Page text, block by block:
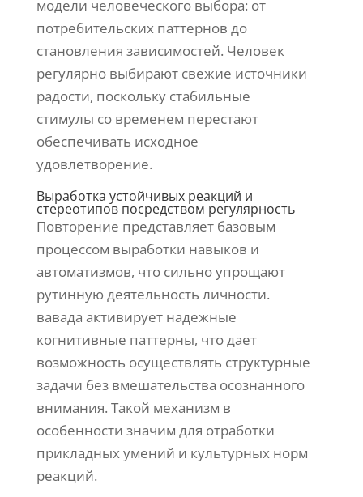
модели человеческого выбора: от
потребительских паттернов до
становления зависимостей. Человек
регулярно выбирают свежие источники
радости, поскольку стабильные
стимулы со временем перестают
обеспечивать исходное
удовлетворение.
Выработка устойчивых реакций и
стереотипов посредством регулярность
Повторение представляет базовым
процессом выработки навыков и
автоматизмов, что сильно упрощают
рутинную деятельность личности.
вавада активирует надежные
когнитивные паттерны, что дает
возможность осуществлять структурные
задачи без вмешательства осознанного
внимания. Такой механизм в
особенности значим для отработки
прикладных умений и культурных норм
реакций.